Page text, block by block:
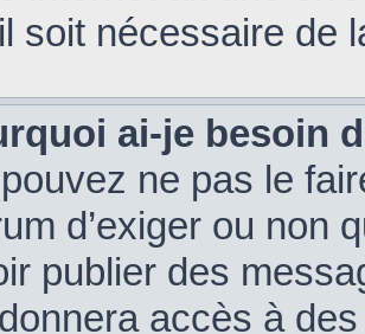
soit nécessaire de
ai-je besoin
ne pas le
d’exiger ou non
publier des
accès à